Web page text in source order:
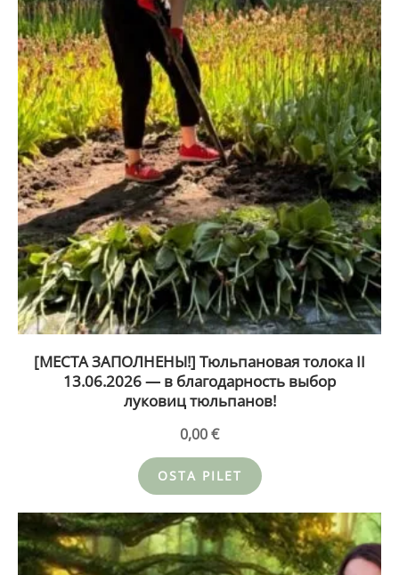
[МЕСТА ЗАПОЛНЕНЫ!] Тюльпановая толока II
13.06.2026 — в благодарность выбор
луковиц тюльпанов!
0,00€
OSTA PILET